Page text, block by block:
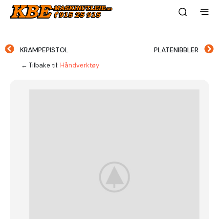
KRAMPEPISTOL PLATENIBBLER
← Tilbake til: Håndverktøy